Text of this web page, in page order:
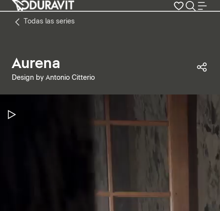
Todas las series
Aurena
Design by Antonio Citterio
Pausar vídeo